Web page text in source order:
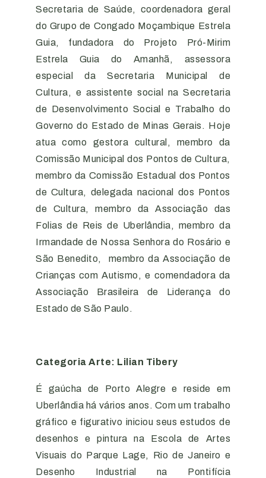
Secretaria de Saúde, coordenadora geral
do Grupo de Congado Moçambique Estrela
Guia, fundadora do Projeto Pró-Mirim
Estrela Guia do Amanhã, assessora
especial da Secretaria Municipal de
Cultura, e assistente social na Secretaria
de Desenvolvimento Social e Trabalho do
Governo do Estado de Minas Gerais. Hoje
atua como gestora cultural, membro da
Comissão Municipal dos Pontos de Cultura,
membro da Comissão Estadual dos Pontos
de Cultura, delegada nacional dos Pontos
de Cultura, membro da Associação das
Folias de Reis de Uberlândia, membro da
Irmandade de Nossa Senhora do Rosário e
São Benedito, membro da Associação de
Crianças com Autismo, e comendadora da
Associação Brasileira de Liderança do
Estado de São Paulo.
Categoria Arte: Lilian Tibery
É gaúcha de Porto Alegre e reside em
Uberlândia há vários anos. Com um trabalho
gráfico e figurativo iniciou seus estudos de
desenhos e pintura na Escola de Artes
Visuais do Parque Lage, Rio de Janeiro e
Desenho Industrial na Pontifícia